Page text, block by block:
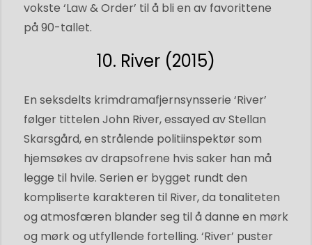
vokste ‘Law & Order’ til å bli en av favorittene
på 90-tallet.
10. River (2015)
En seksdelts krimdramafjernsynsserie ‘River’
følger tittelen John River, essayed av Stellan
Skarsgård, en strålende politiinspektør som
hjemsøkes av drapsofrene hvis saker han må
legge til hvile. Serien er bygget rundt den
kompliserte karakteren til River, da tonaliteten
og atmosfæren blander seg til å danne en mørk
og mørk og utfyllende fortelling. ‘River’ puster